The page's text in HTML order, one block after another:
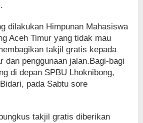
dilakukan Himpunan Mahasiswa
Aceh Timur yang tidak mau
takjil gratis kepada
dan penggunaan jalan.Bagi-bagi
di depan SPBU Lhoknibong,
pada Sabtu sore
takjil gratis diberikan